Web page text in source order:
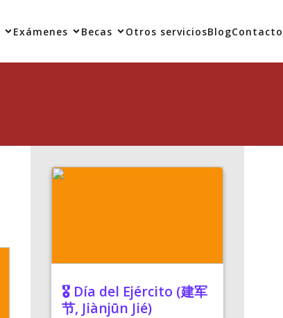
Exámenes Becas Otros serviciosBlogContacto
🎖️ Día del Ejército (建军
节, Jiànjūn Jié)